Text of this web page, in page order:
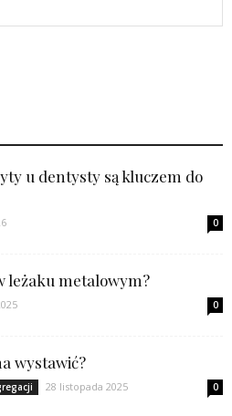
u dentysty są kluczem do
0
leżaku metalowym?
0
wystawić?
28 listopada 2025 0